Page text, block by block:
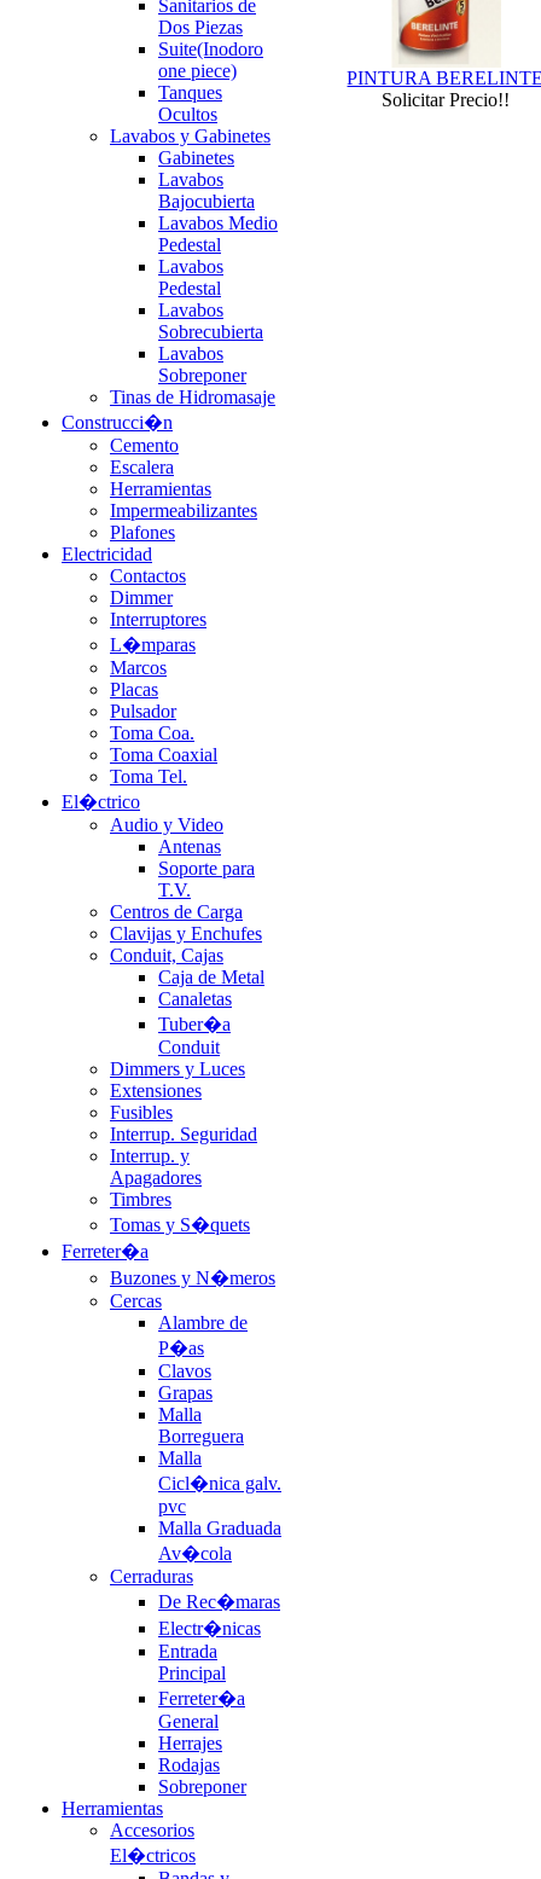
Sanitarios de
Dos Piezas
Suite(Inodoro
one piece)
Tanques
Ocultos
Lavabos y Gabinetes
Gabinetes
Lavabos
Bajocubierta
Lavabos Medio
Pedestal
Lavabos
Pedestal
Lavabos
Sobrecubierta
Lavabos
Sobreponer
Tinas de Hidromasaje
Construcci�n
Cemento
Escalera
Herramientas
Impermeabilizantes
Plafones
Electricidad
Contactos
Dimmer
Interruptores
L�mparas
Marcos
Placas
Pulsador
Toma Coa.
Toma Coaxial
Toma Tel.
El�ctrico
Audio y Video
Antenas
Soporte para
T.V.
Centros de Carga
Clavijas y Enchufes
Conduit, Cajas
Caja de Metal
Canaletas
Tuber�a
Conduit
Dimmers y Luces
Extensiones
Fusibles
Interrup. Seguridad
Interrup. y
Apagadores
Timbres
Tomas y S�quets
Ferreter�a
Buzones y N�meros
Cercas
Alambre de
P�as
Clavos
Grapas
Malla
Borreguera
Malla
Cicl�nica galv.
pvc
Malla Graduada
Av�cola
Cerraduras
De Rec�maras
Electr�nicas
Entrada
Principal
Ferreter�a
General
Herrajes
Rodajas
Sobreponer
Herramientas
Accesorios
El�ctricos
PINTURA
Solicitar Precio!!